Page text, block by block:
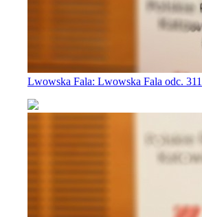
Lwowska Fala: Lwowska Fala odc. 311